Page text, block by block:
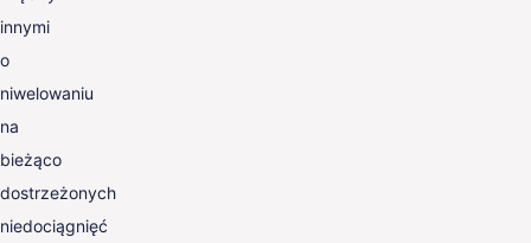
innymi
o
niwelowaniu
na
bieżąco
dostrzeżonych
niedociągnięć